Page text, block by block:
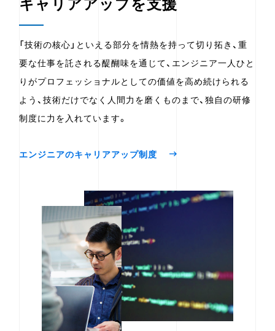
キャリアアップを支援
「技術の核心」といえる部分を情熱を持って切り拓き、重
要な仕事を託される醍醐味を通じて、エンジニア一人ひと
りがプロフェッショナルとしての価値を高め続けられる
よう、技術だけでなく人間力を磨くものまで、独自の研修
制度に力を入れています。
エンジニアのキャリアアップ制度